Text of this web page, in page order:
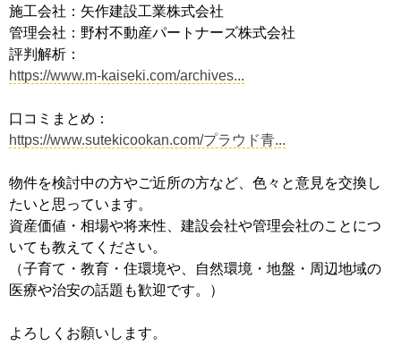
施工会社：矢作建設工業株式会社
管理会社：野村不動産パートナーズ株式会社
評判解析：
https://www.m-kaiseki.com/archives...
口コミまとめ：
https://www.sutekicookan.com/プラウド青...
物件を検討中の方やご近所の方など、色々と意見を交換し
たいと思っています。
資産価値・相場や将来性、建設会社や管理会社のことにつ
いても教えてください。
（子育て・教育・住環境や、自然環境・地盤・周辺地域の
医療や治安の話題も歓迎です。）
よろしくお願いします。